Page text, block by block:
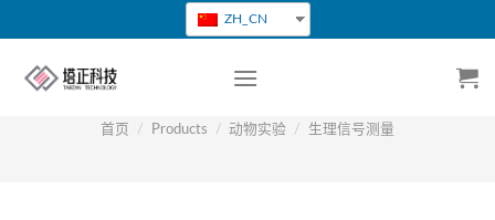
转
ZH_CN
首页 / Products / 动物实验 / 生理信号测量